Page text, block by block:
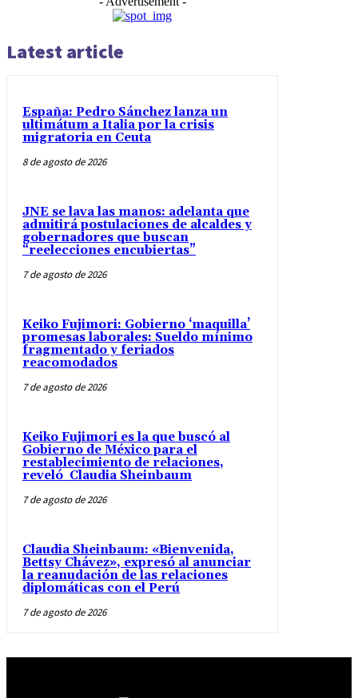
Latest article
España: Pedro Sánchez lanza un
ultimátum a Italia por la crisis
migratoria en Ceuta
8 de agosto de 2026
JNE se lava las manos: adelanta que
admitirá postulaciones de alcaldes y
gobernadores que buscan
“reelecciones encubiertas”
7 de agosto de 2026
Keiko Fujimori: Gobierno ‘maquilla’
promesas laborales: Sueldo mínimo
fragmentado y feriados
reacomodados
7 de agosto de 2026
Keiko Fujimori es la que buscó al
Gobierno de México para el
restablecimiento de relaciones,
reveló Claudia Sheinbaum
7 de agosto de 2026
Claudia Sheinbaum: «Bienvenida,
Bettsy Chávez», expresó al anunciar
la reanudación de las relaciones
diplomáticas con el Perú
7 de agosto de 2026